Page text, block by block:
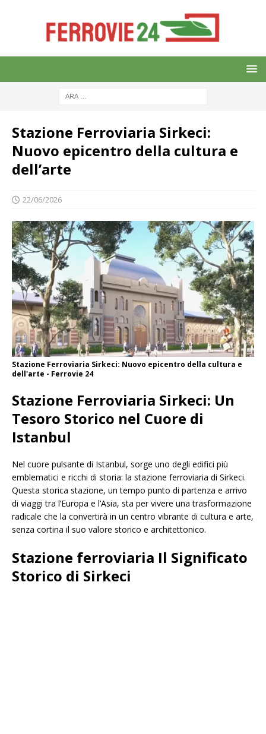
Stazione Ferroviaria Sirkeci:
Nuovo epicentro della cultura e
dell’arte
22/06/2026
Stazione Ferroviaria Sirkeci: Nuovo epicentro della cultura e
dell'arte - Ferrovie 24
Stazione Ferroviaria Sirkeci: Un
Tesoro Storico nel Cuore di
Istanbul
Nel cuore pulsante di Istanbul, sorge uno degli edifici più
emblematici e ricchi di storia: la stazione ferroviaria di Sirkeci.
Questa storica stazione, un tempo punto di partenza e arrivo
di viaggi tra l’Europa e l’Asia, sta per vivere una trasformazione
radicale che la convertirà in un centro vibrante di cultura e arte,
senza cortina il suo valore storico e architettonico.
Stazione ferroviaria Il Significato
Storico di Sirkeci